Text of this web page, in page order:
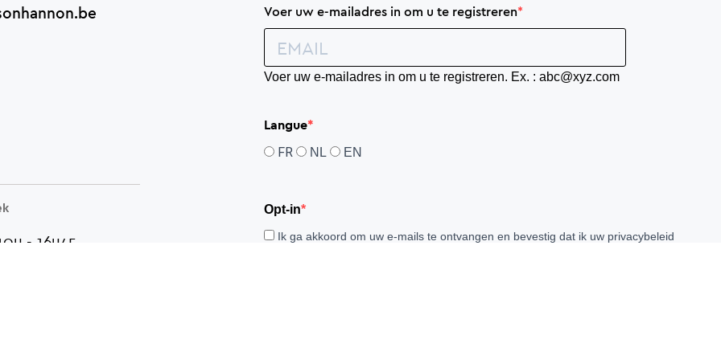
- 16u45
Voer uw e-mailadres in om u te registreren
Voer uw e-mailadres in om u te registreren. Ex. : abc@xyz.com
Langue
FR NL EN
Opt-in
Ik ga akkoord om uw e-mails te ontvangen en bevestig dat ik uw privacybeleid